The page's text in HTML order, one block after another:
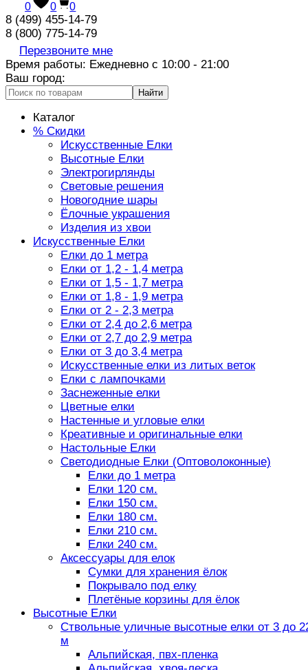
0 0 0
8 (499) 455-14-79
8 (800) 775-14-79
Перезвоните мне
Время работы: Ежедневно с 10:00 - 21:00
Ваш город:
Найти
Каталог
% Скидки
Искусственные Елки
Высотные Елки
Электрогирлянды
Световые решения
Новогодние шары
Ёлочные украшения
Изделия из хвои
Искусственные Елки
Елки до 1 метра
Елки от 1,2 - 1,4 метра
Елки от 1,5 - 1,7 метра
Елки от 1,8 - 1,9 метра
Елки от 2 - 2,3 метра
Елки от 2,4 до 2,6 метра
Елки от 2,7 до 2,9 метра
Елки от 3 до 3,4 метра
Искусственные елки из литых веток
Елки с лампочками
Заснеженные елки
Цветные елки
Настенные и угловые елки
Креативные и оригинальные елки
Настольные Елки
Светодиодные Елки (Оптоволоконные)
Елки до 1 метра
Елки 120 см.
Елки 150 см.
Елки 180 см.
Елки 210 см.
Елки 240 см.
Аксессуары для елок
Сумки для хранения ёлок
Покрывало под елку
Плетёные корзины для ёлок
Высотные Елки
Ствольные уличные высотные елки от 3 до
м
Альпийская, пвх-пленка